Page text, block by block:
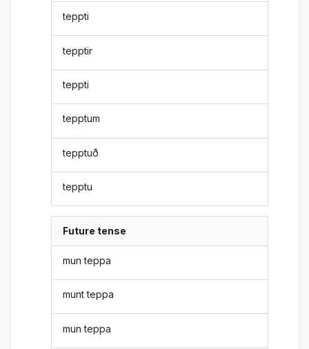
teppti
tepptir
teppti
tepptum
tepptuð
tepptu
Future tense
mun teppa
munt teppa
mun teppa